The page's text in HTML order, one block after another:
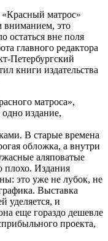
матрос»
вниманием, это
остаться вне поля
главного редактора
Петербургский
книги издательства
матроса»,
издание,
В старые времена
обложка, а внутри
аляповатые
плохо. Издания
это уже не лубок, не
Выставка
уделяется, и
еще гораздо дешевле
проекта,